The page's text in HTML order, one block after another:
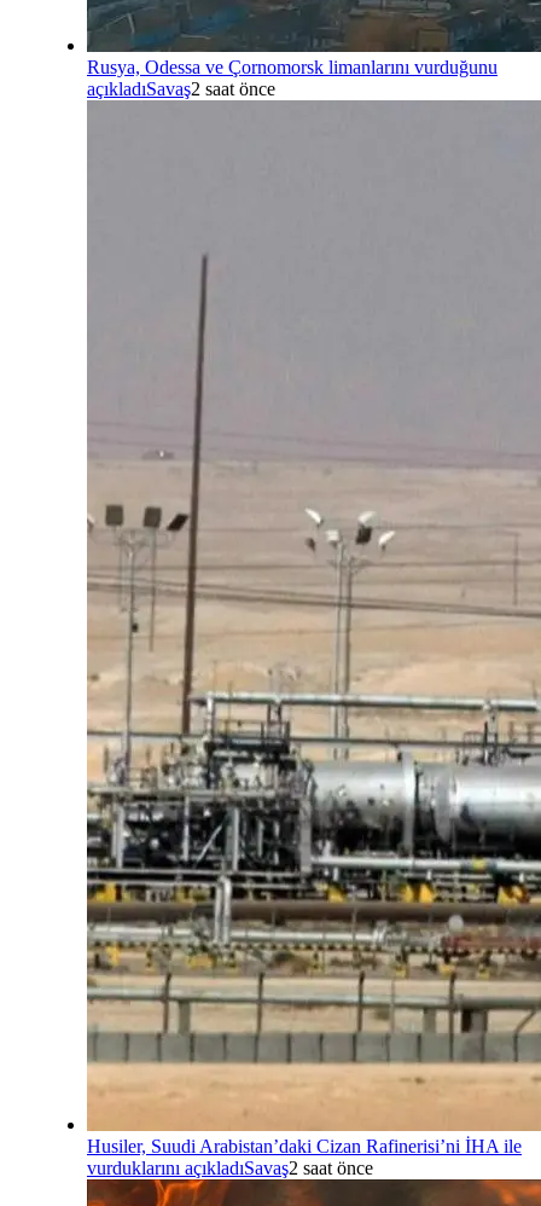
Rusya, Odessa ve Çornomorsk limanlarını vurduğunu
açıkladıSavaş2 saat önce
Husiler, Suudi Arabistan’daki Cizan Rafinerisi’ni İHA ile
vurduklarını açıkladıSavaş2 saat önce